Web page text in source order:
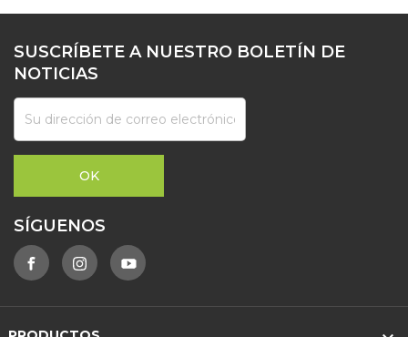
SUSCRÍBETE A NUESTRO BOLETÍN DE
NOTICIAS
SÍGUENOS